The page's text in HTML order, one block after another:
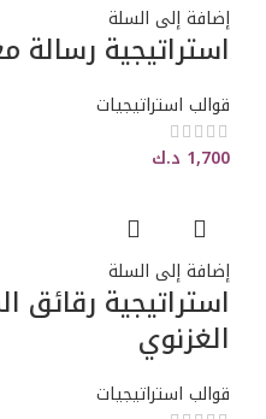
إضافة إلى السلة
استراتيجية رسالة
قوالب استراتيجيات
1,700 د.ك
إضافة إلى السلة
استراتيجية رقائق
الغزنوي
قوالب استراتيجيات